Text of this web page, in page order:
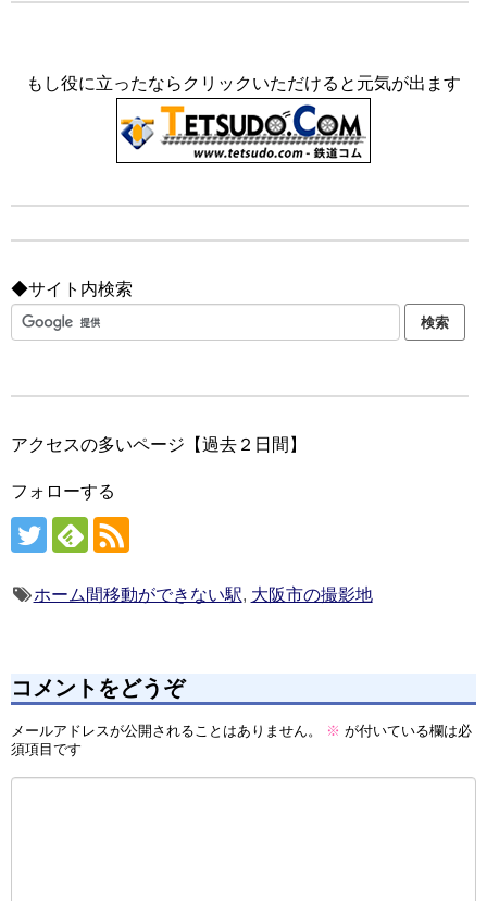
もし役に立ったならクリックいただけると元気が出ます
◆サイト内検索
アクセスの多いページ【過去２日間】
フォローする
ホーム間移動ができない駅, 大阪市の撮影地
コメントをどうぞ
メールアドレスが公開されることはありません。 ※ が付いている欄は必
須項目です